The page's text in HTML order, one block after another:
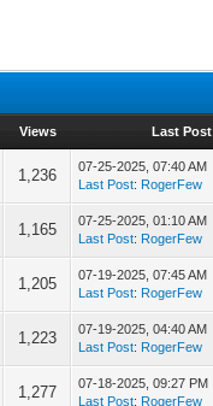
Views Last Post
1,236
07-25-2025, 07:40 AM
Last Post: RogerFew
1,165
07-25-2025, 01:10 AM
Last Post: RogerFew
1,205
07-19-2025, 07:45 AM
Last Post: RogerFew
1,223
07-19-2025, 04:40 AM
Last Post: RogerFew
1,277
07-18-2025, 09:27 PM
Last Post: RogerFew